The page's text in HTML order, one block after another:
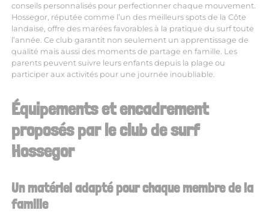
conseils personnalisés pour perfectionner chaque mouvement.
Hossegor, réputée comme l’un des meilleurs spots de la Côte
landaise, offre des marées favorables à la pratique du surf toute
l’année. Ce club garantit non seulement un apprentissage de
qualité mais aussi des moments de partage en famille. Les
parents peuvent suivre leurs enfants depuis la plage ou
participer aux activités pour une journée inoubliable.
Équipements et encadrement
proposés par le club de surf
Hossegor
Un matériel adapté pour chaque membre de la
famille